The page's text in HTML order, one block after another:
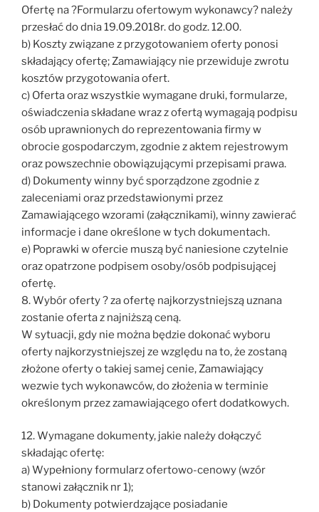
Ofertę na ?Formularzu ofertowym wykonawcy? należy
przesłać do dnia 19.09.2018r. do godz. 12.00.
b) Koszty związane z przygotowaniem oferty ponosi
składający ofertę; Zamawiający nie przewiduje zwrotu
kosztów przygotowania ofert.
c) Oferta oraz wszystkie wymagane druki, formularze,
oświadczenia składane wraz z ofertą wymagają podpisu
osób uprawnionych do reprezentowania firmy w
obrocie gospodarczym, zgodnie z aktem rejestrowym
oraz powszechnie obowiązującymi przepisami prawa.
d) Dokumenty winny być sporządzone zgodnie z
zaleceniami oraz przedstawionymi przez
Zamawiającego wzorami (załącznikami), winny zawierać
informacje i dane określone w tych dokumentach.
e) Poprawki w ofercie muszą być naniesione czytelnie
oraz opatrzone podpisem osoby/osób podpisującej
ofertę.
8. Wybór oferty ? za ofertę najkorzystniejszą uznana
zostanie oferta z najniższą ceną.
W sytuacji, gdy nie można będzie dokonać wyboru
oferty najkorzystniejszej ze względu na to, że zostaną
złożone oferty o takiej samej cenie, Zamawiający
wezwie tych wykonawców, do złożenia w terminie
określonym przez zamawiającego ofert dodatkowych.
12. Wymagane dokumenty, jakie należy dołączyć
składając ofertę:
a) Wypełniony formularz ofertowo-cenowy (wzór
stanowi załącznik nr 1);
b) Dokumenty potwierdzające posiadanie